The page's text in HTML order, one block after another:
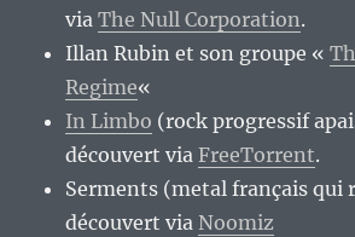
viaThe Null Corporation.
Illan Rubin et son groupe «
Regime«
In Limbo (rock progressif
découvert viaFreeTorrent.
Serments (metal français qui
découvert via Noomiz